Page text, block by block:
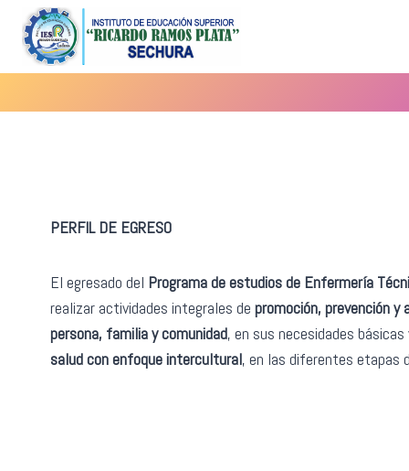
Saltar
contenido
PERFIL DE EGRESO
El egresado del Programa de estudios de Enfermería
realizar actividades integrales de promoción, prevención y
persona, familia y comunidad, en sus necesidades
salud con enfoque intercultural, en las diferentes etapas